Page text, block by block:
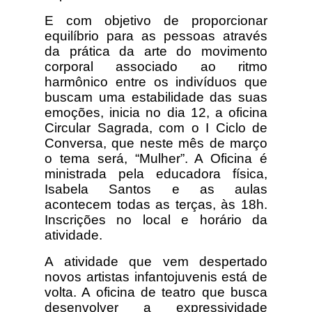
E com objetivo de proporcionar
equilíbrio para as pessoas através
da prática da arte do movimento
corporal associado ao ritmo
harmônico entre os indivíduos que
buscam uma estabilidade das suas
emoções, inicia no dia 12, a oficina
Circular Sagrada, com o I Ciclo de
Conversa, que neste mês de março
o tema será, “Mulher”. A Oficina é
ministrada pela educadora física,
Isabela Santos e as aulas
acontecem todas as terças, às 18h.
Inscrições no local e horário da
atividade.
A atividade que vem despertado
novos artistas infantojuvenis está de
volta. A oficina de teatro que busca
desenvolver a expressividade